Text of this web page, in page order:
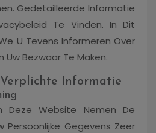
Gedetailleerde Informatie
Te Vinden. In Dit
U Tevens Informeren Over
Uw Bezwaar Te Maken.
Informatie
Deze Website Nemen De
Persoonlijke Gegevens Zeer